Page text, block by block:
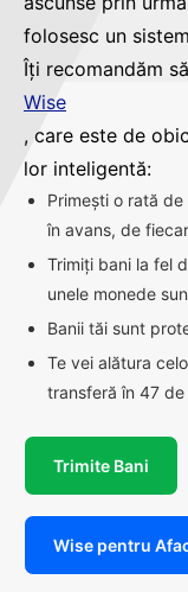
folosesc un
Îți recomandăm
Wise
, care este de
lor inteligentă:
Primești o rată
în avans, de
Trimiți bani la fel
unele monede
Banii tăi sunt
Te vei alătura
transferă în 47
Trimite Bani
Wise pentru